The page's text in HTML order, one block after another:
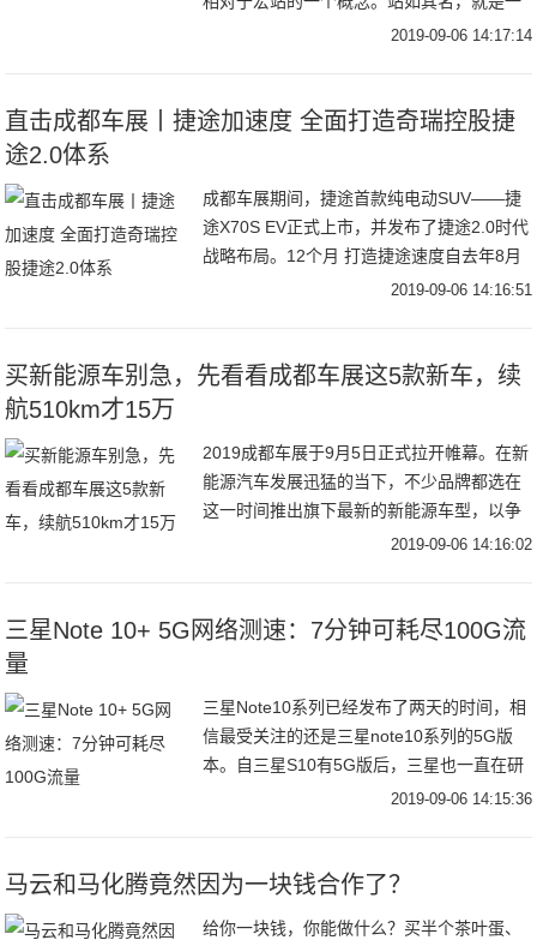
种从形态、发射功率、覆盖范围等产品特征
2019-09-06 14:17:14
直击成都车展丨捷途加速度 全面打造奇瑞控股捷
途2.0体系
成都车展期间，捷途首款纯电动SUV——捷
途X70S EV正式上市，并发布了捷途2.0时代
战略布局。12个月 打造捷途速度自去年8月
首款车型捷途X70上市以来，短短12个月的
2019-09-06 14:16:51
买新能源车别急，先看看成都车展这5款新车，续
航510km才15万
2019成都车展于9月5日正式拉开帷幕。在新
能源汽车发展迅猛的当下，不少品牌都选在
这一时间推出旗下最新的新能源车型，以争
夺更多的市场份额，而消费者对新能源汽车
2019-09-06 14:16:02
三星Note 10+ 5G网络测速：7分钟可耗尽100G流
量
三星Note10系列已经发布了两天的时间，相
信最受关注的还是三星note10系列的5G版
本。自三星S10有5G版后，三星也一直在研
发5G手机。这次的三星Note10系列可以称
2019-09-06 14:15:36
马云和马化腾竟然因为一块钱合作了？
给你一块钱，你能做什么？买半个茶叶蛋、